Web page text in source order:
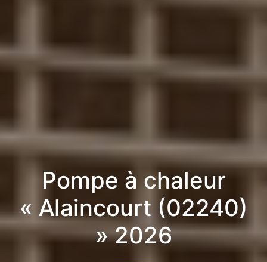
Pompe à chaleur
« Alaincourt (02240)
» 2026